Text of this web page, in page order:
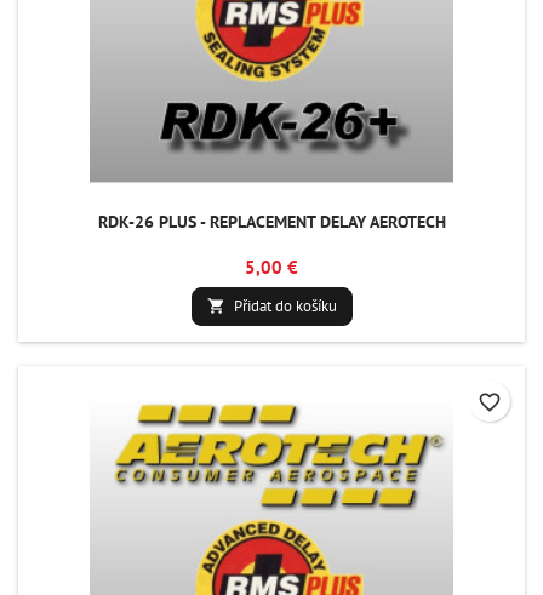
RDK-26 PLUS - REPLACEMENT DELAY AEROTECH
5,00 €
 Přidat do košíku
favorite_border